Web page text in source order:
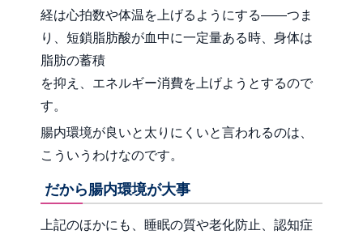
経は心拍数や体温を上げるようにする――つま
り、短鎖脂肪酸が血中に一定量ある時、身体は
脂肪の蓄積
を抑え、エネルギー消費を上げようとするので
す。
腸内環境が良いと太りにくいと言われるのは、
こういうわけなのです。
だから腸内環境が大事
上記のほかにも、睡眠の質や老化防止、認知症